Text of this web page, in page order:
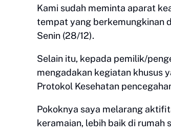
Kami sudah meminta aparat
tempat yang berkemungkinan
Senin (28/12).
Selain itu, kepada pemilik/
mengadakan kegiatan khusus
Protokol Kesehatan
Pokoknya saya melarang
keramaian, lebih baik di rumah